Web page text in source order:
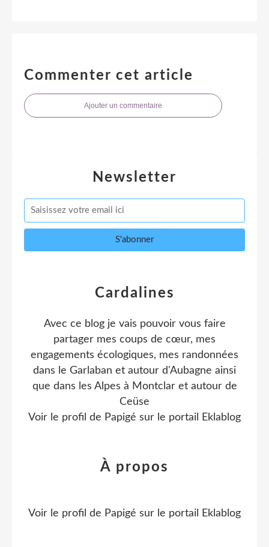
Commenter cet article
Ajouter un commentaire
Newsletter
Cardalines
Avec ce blog je vais pouvoir vous faire
partager mes coups de cœur, mes
engagements écologiques, mes randonnées
dans le Garlaban et autour d'Aubagne ainsi
que dans les Alpes à Montclar et autour de
Ceüse
Voir le profil de Papigé sur le portail Eklablog
À propos
Voir le profil de Papigé sur le portail Eklablog